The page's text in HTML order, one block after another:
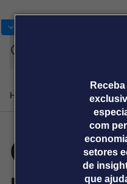
com
setores
de
que
Home Produtos e soluções
Plataformas
Broadcast
Prêmio Broadcast
Agências de
comunicação
Curso